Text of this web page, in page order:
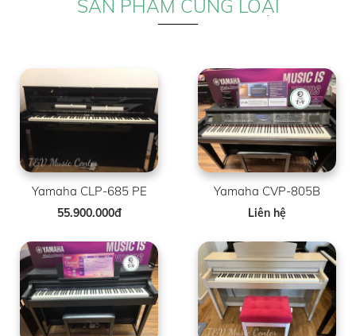
SẢN PHẨM CÙNG LOẠI
Yamaha CLP-685 PE
55.900.000đ
Yamaha CVP-805B
Liên hệ